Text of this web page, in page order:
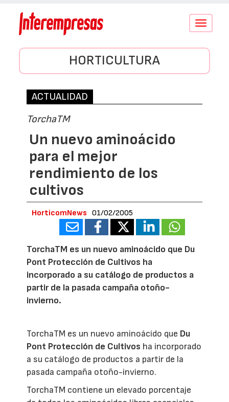
Conmutar
HORTICULTURA
ACTUALIDAD
TorchaTM
Un nuevo aminoácido
para el mejor
rendimiento de los
cultivos
HorticomNews 01/02/2005
TorchaTM es un nuevo aminoácido que Du
Pont Protección de Cultivos ha
incorporado a su catálogo de productos a
partir de la pasada campaña otoño-
invierno.
TorchaTM es un nuevo aminoácido que Du
Pont Protección de Cultivos ha incorporado
a su catálogo de productos a partir de la
pasada campaña otoño-invierno.
TorchaTM contiene un elevado porcentaje